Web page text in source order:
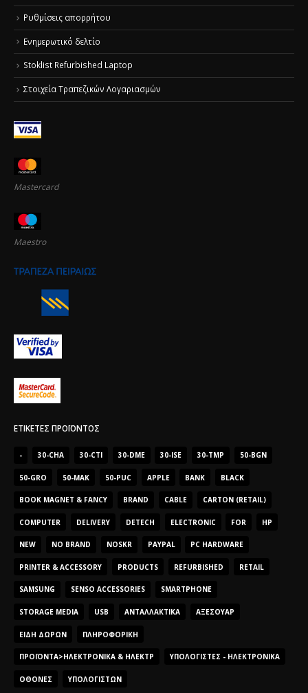
Ρυθμίσεις απορρήτου
Ενημερωτικό δελτίο
Stoklist Refurbished Laptop
Στοιχεία Τραπεζικών Λογαριασμών
Mastercard
Maestro
ΕΤΙΚΈΤΕΣ ΠΡΟΪΌΝΤΟΣ
- 30-CHA 30-CTI 30-DME 30-ISE 30-TMP 50-BGN
50-GRO 50-MAK 50-PUC APPLE BANK BLACK
BOOK MAGNET & FANCY BRAND CABLE CARTON (RETAIL)
COMPUTER DELIVERY DETECH ELECTRONIC FOR HP
NEW NO BRAND NOSKR PAYPAL PC HARDWARE
PRINTER & ACCESSORY PRODUCTS REFURBISHED RETAIL
SAMSUNG SENSO ACCESSORIES SMARTPHONE
STORAGE MEDIA USB ΑΝΤΑΛΛΑΚΤΙΚΆ ΑΞΕΣΟΥΆΡ
ΕΊΔΗ ΔΏΡΩΝ ΠΛΗΡΟΦΟΡΙΚΉ
ΠΡΟΪΌΝΤΑ>ΗΛΕΚΤΡΟΝΙΚΆ & ΗΛΕΚΤΡ ΥΠΟΛΟΓΙΣΤΈΣ - ΗΛΕΚΤΡΟΝΙΚΆ
ΟΘΌΝΕΣ ΥΠΟΛΟΓΙΣΤΏΝ